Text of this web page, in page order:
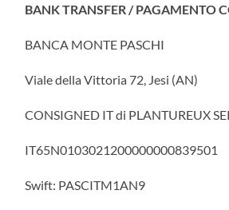
BANK TRANSFER / PAGAMENTO
BANCA MONTE PASCHI
Viale della Vittoria 72, Jesi (AN)
CONSIGNED IT di PLANTUREUX
IT65N0103021200000000839501
Swift: PASCITM1AN9